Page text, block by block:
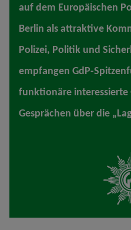
auf dem Europäischen
Berlin als attraktive
Polizei, Politik und
empfangen GdP-
funktionäre interessierte
Gesprächen über die